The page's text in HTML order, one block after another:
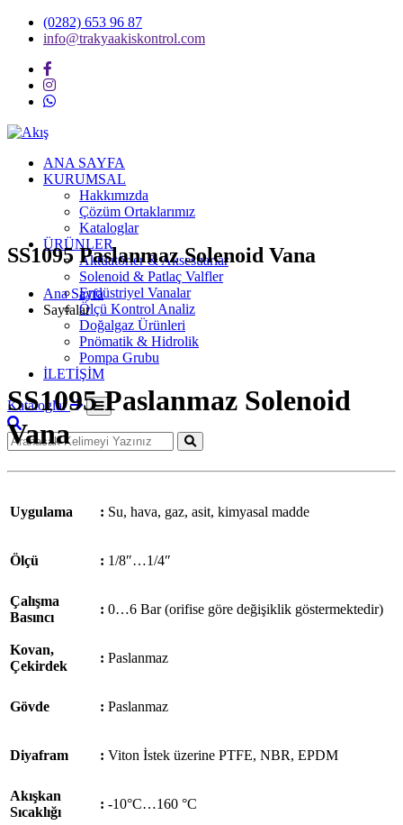
(0282) 653 96 87
info@trakyaakiskontrol.com
ANA SAYFA
KURUMSAL
Hakkımızda
Çözüm Ortaklarımız
Kataloglar
ÜRÜNLER
Aktüatörler & Aksesuarlar
Solenoid & Patlaç Valfler
Endüstriyel Vanalar
Ölçü Kontrol Analiz
Doğalgaz Ürünleri
Pnömatik & Hidrolik
Pompa Grubu
İLETİŞİM
Kataloglar
SS1095 Paslanmaz Solenoid Vana
Ana Sayfa
Sayfalar
SS1095 Paslanmaz Solenoid
Vana
Uygulama : Su, hava, gaz, asit, kimyasal madde
Ölçü : 1/8″…1/4″
Çalışma
Basıncı
: 0…6 Bar (orifise göre değişiklik göstermektedir)
Kovan,
Çekirdek
: Paslanmaz
Gövde : Paslanmaz
Diyafram : Viton İstek üzerine PTFE, NBR, EPDM
Akışkan
Sıcaklığı
: -10°C…160 °C